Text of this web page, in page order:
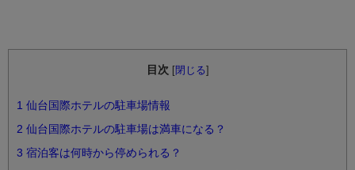
目次 [閉じる]
1 仙台国際ホテルの駐車場情報
2 仙台国際ホテルの駐車場は満車になる？
3 宿泊客は何時から停められる？